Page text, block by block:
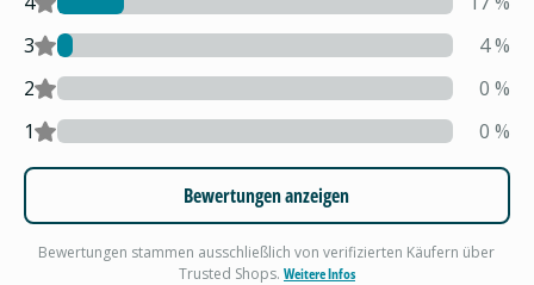
3
4%
2
0 %
1
0 %
Bewertungen anzeigen
Bewertungen stammen ausschließlich von verifizierten Käufern über
Trusted Shops. Weitere Infos